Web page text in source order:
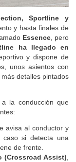
Sportline y
y hasta finales de
Essence, pero
ha llegado en
y dispone de
unos asientos con
detalles pintados
la conducción que
avisa al conductor y
si detecta una
de frente.
(Crossroad Assist)